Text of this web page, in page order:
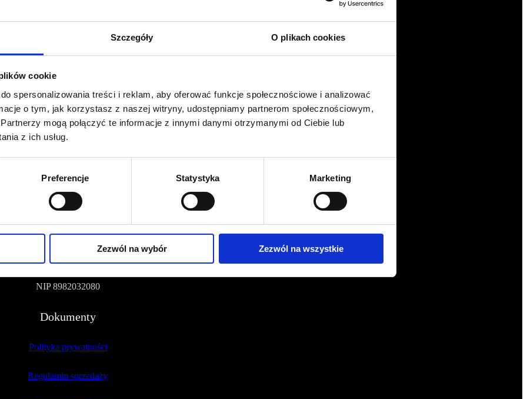
Szczegóły O plikach cookies
cookie
spersonalizowania treści i reklam, aby oferować funkcje społecznościowe i analizować
o tym, jak korzystasz z naszej witryny, udostępniamy partnerom społecznościowym,
mogą połączyć te informacje z innymi danymi otrzymanymi od Ciebie lub
z ich usług.
Preferencje Statystyka Marketing
Zezwól na wybór Zezwól na wszystkie
kontakt@czerwonaszpilka.pl
+48 577 333 077
NUMER KONTA DO WPŁAT:
81 1090 2398 0000 0001 0191 1368
CZERWONA SZPILKA
NIP 8982032080
Dokumenty
Polityka prywatności
Regulamin sprzedaży